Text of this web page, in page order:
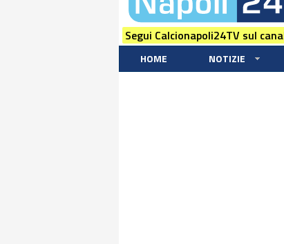
Segui Calcionapoli24TV sul
HOME NOTIZIE